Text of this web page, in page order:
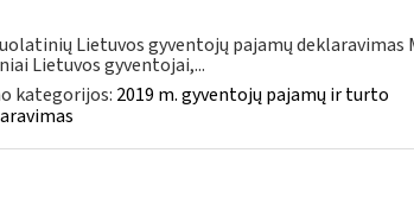
Lietuvos gyventojų pajamų deklaravimas
Lietuvos gyventojai,...
kategorijos: 2019 m. gyventojų pajamų ir turto